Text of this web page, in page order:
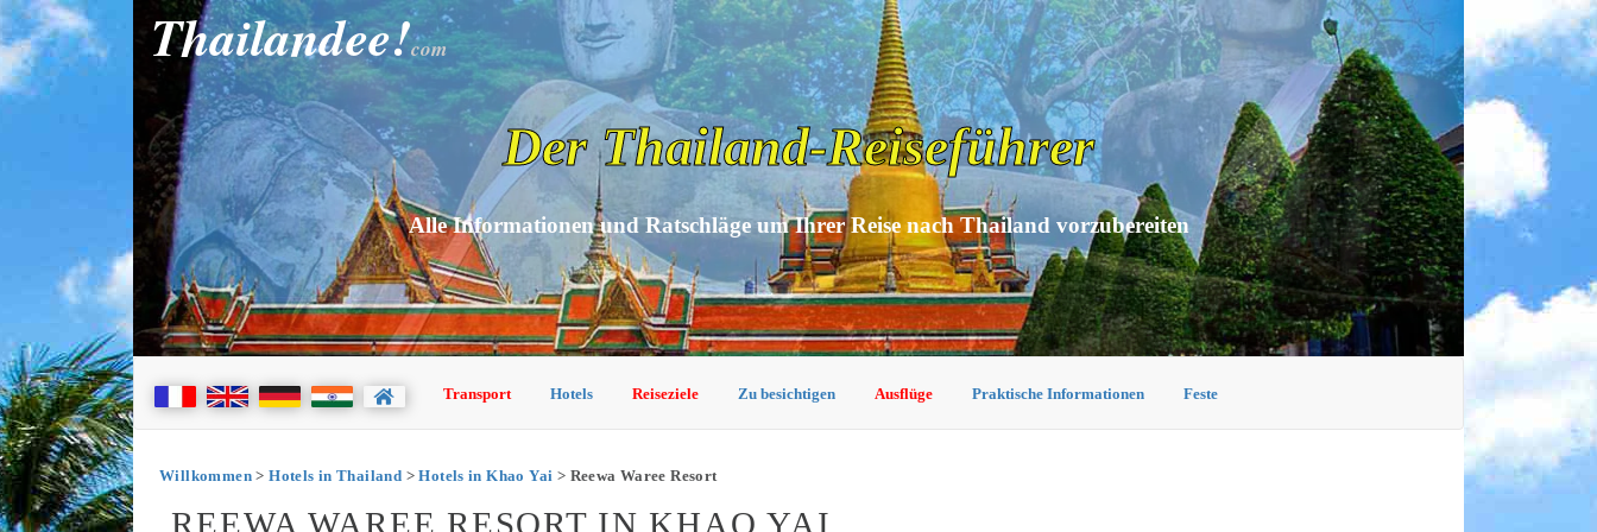
Thailandee!com
Der Thailand-Reiseführer
Alle Informationen und Ratschläge um Ihrer Reise nach Thailand vorzubereiten
Transport Hotels Reiseziele Zu besichtigen Ausflüge Praktische Informationen Feste
Willkommen>Hotels in Thailand >Hotels in Khao Yai > Reewa Waree Resort
REEWA WAREE RESORT IN KHAO YAI